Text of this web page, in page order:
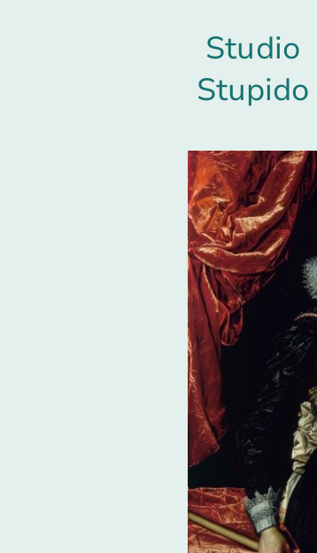
Studio
Stupido